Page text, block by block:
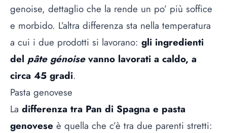
genoise, dettaglio che la rende un po’ più soffice
e morbido. L’altra differenza sta nella temperatura
a cui i due prodotti si lavorano: gli ingredienti
del pâte génoisevanno lavorati a caldo, a
circa 45 gradi.
Pasta genovese
La differenza tra Pan di Spagna e pasta
genovese è quella che c’è tra due parenti stretti: